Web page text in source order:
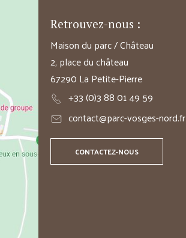
Retrouvez-nous :
Maison du parc / Château
2, place du château
67290 La Petite-Pierre
+33 (0)3 88 01 49 59
contact@parc-vosges-nord.fr
CONTACTEZ-NOUS